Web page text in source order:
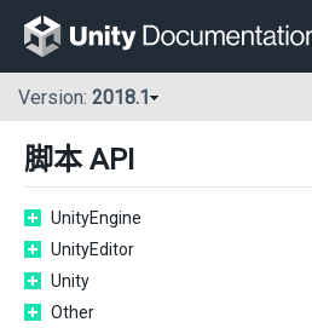
Version: 2018.1
脚本 API
UnityEngine
UnityEditor
Unity
Other